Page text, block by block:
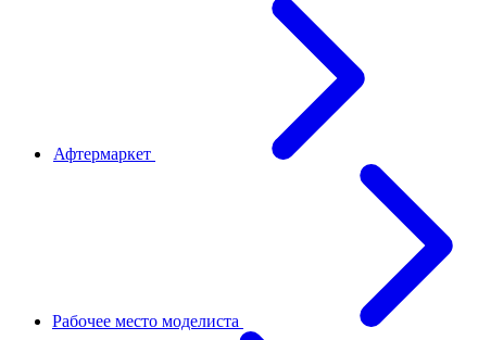
Афтермаркет
Рабочее место моделиста